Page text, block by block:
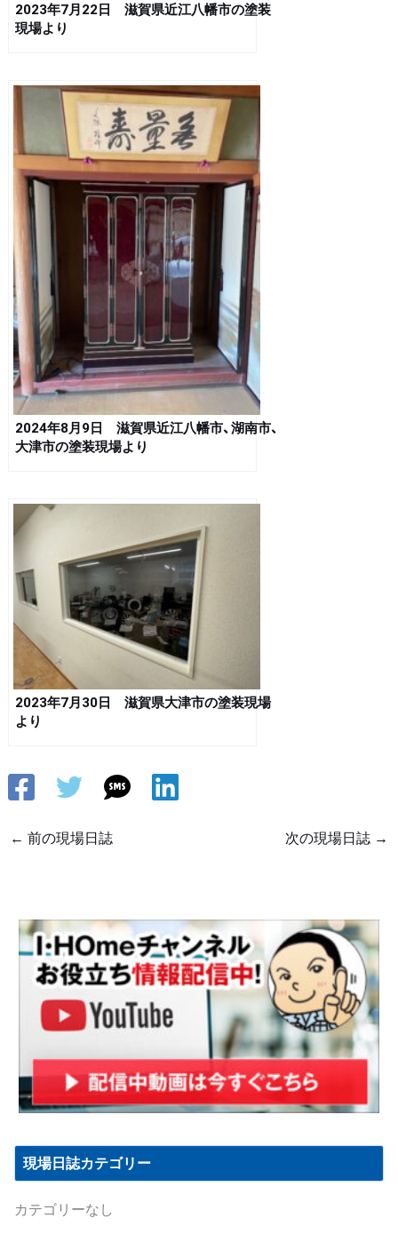
2023年7月22日 滋賀県近江八幡市の塗装
現場より
2024年8月9日 滋賀県近江八幡市、湖南市、
大津市の塗装現場より
2023年7月30日 滋賀県大津市の塗装現場
より
← 前の現場日誌 次の現場日誌 →
現場日誌カテゴリー
カテゴリーなし